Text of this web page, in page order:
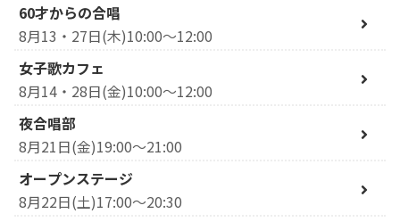
60才からの合唱
8月13・27日(木)10:00～12:00
女子歌カフェ
8月14・28日(金)10:00～12:00
夜合唱部
8月21日(金)19:00～21:00
オープンステージ
8月22日(土)17:00～20:30